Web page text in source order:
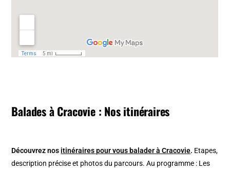
Balades à Cracovie : Nos itinéraires
Découvrez nos itinéraires pour vous balader à Cracovie. Etapes,
description précise et photos du parcours. Au programme : Les